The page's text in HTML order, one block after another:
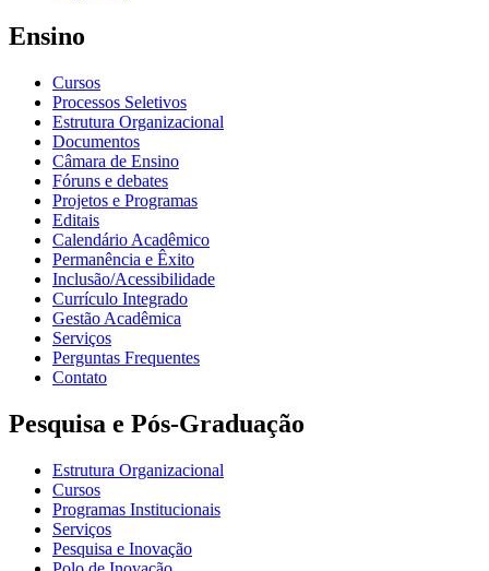
Ensino
Cursos
Processos Seletivos
Estrutura Organizacional
Documentos
Câmara de Ensino
Fóruns e debates
Projetos e Programas
Editais
Calendário Acadêmico
Permanência e Êxito
Inclusão/Acessibilidade
Currículo Integrado
Gestão Acadêmica
Serviços
Perguntas Frequentes
Contato
Pesquisa e Pós-Graduação
Estrutura Organizacional
Cursos
Programas Institucionais
Serviços
Pesquisa e Inovação